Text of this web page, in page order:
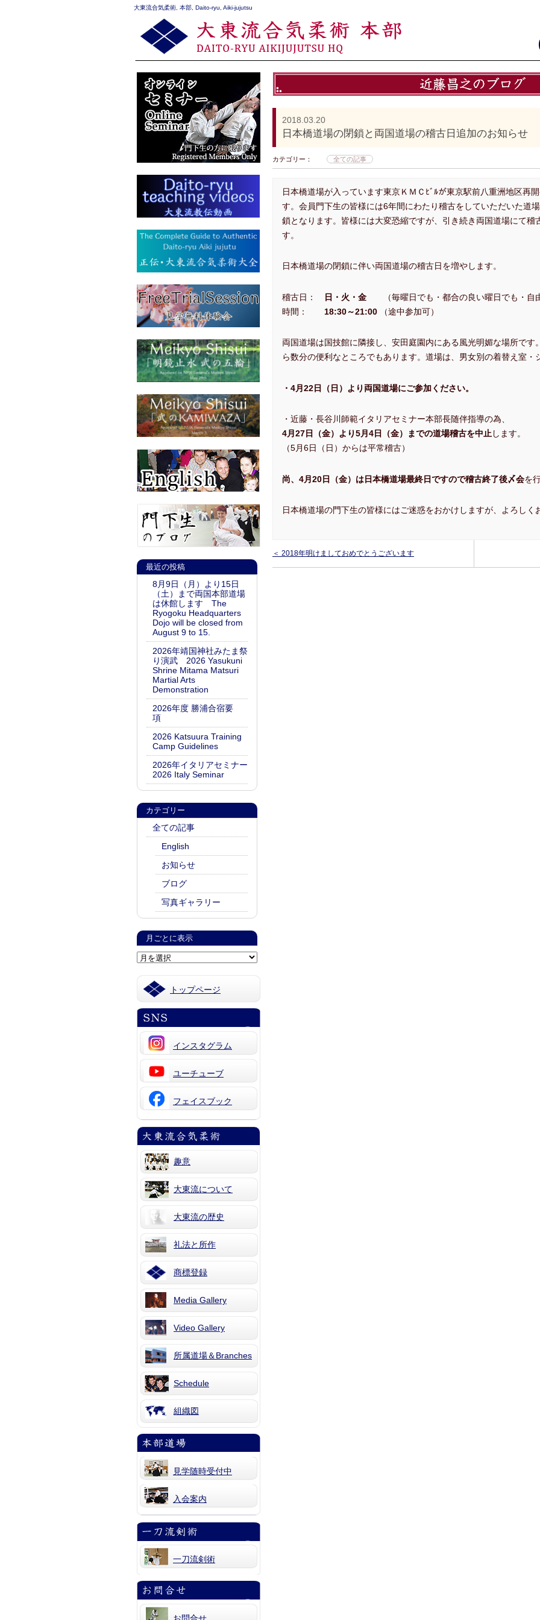
大東流合気柔術, 本部, Daito-ryu, Aiki-jujutsu
最近の投稿
8月9日（月）より15日
（土）まで両国本部道場
は休館します The
Ryogoku Headquarters
Dojo will be closed from
August 9 to 15.
2026年靖国神社みたま祭
り演武 2026 Yasukuni
Shrine Mitama Matsuri
Martial Arts
Demonstration
2026年度 勝浦合宿要
項
2026 Katsuura Training
Camp Guidelines
2026年イタリアセミナー
2026 Italy Seminar
カテゴリー
全ての記事
English
お知らせ
ブログ
写真ギャラリー
月ごとに表示
トップページ
インスタグラム
ユーチューブ
フェイスブック
趣意
大東流について
大東流の歴史
礼法と所作
商標登録
Media Gallery
Video Gallery
所属道場＆Branches
Schedule
組織図
見学随時受付中
入会案内
一刀流剣術
2018.03.20
日本橋道場の閉鎖と両国道場の稽古日追加のお知らせ
カテゴリー： 全ての記事
日本橋道場が入っています東京ＫＭＣﾋﾞﾙが東京駅前八重洲地区再
す。会員門下生の皆様には6年間にわたり稽古をしていただいた道場
鎖となります。皆様には大変恐縮ですが、引き続き両国道場にて稽
す。
日本橋道場の閉鎖に伴い両国道場の稽古日を増やします。
稽古日： 日・火・金 （毎曜日でも・都合の良い曜日でも・自由
時間： 18:30～21:00 （途中参加可）
両国道場は国技館に隣接し、安田庭園内にある風光明媚な場所です
ら数分の便利なところでもあります。道場は、男女別の着替え室・
・4月 22日（日）より両国道場にご参加ください。
・近藤・長谷川師範イタリアセミナー本部長随伴指導の為、
4月 27日（金）より5月 4日（金）までの道場稽古を中止 します。
（5月6日（日）からは平常稽古）
尚、4月20日（金）は日本橋道場最終日ですので稽古終了後〆会を
日本橋道場の門下生の皆様にはご迷惑をおかけしますが、よろしく
＜ 2018年明けましておめでとうございます